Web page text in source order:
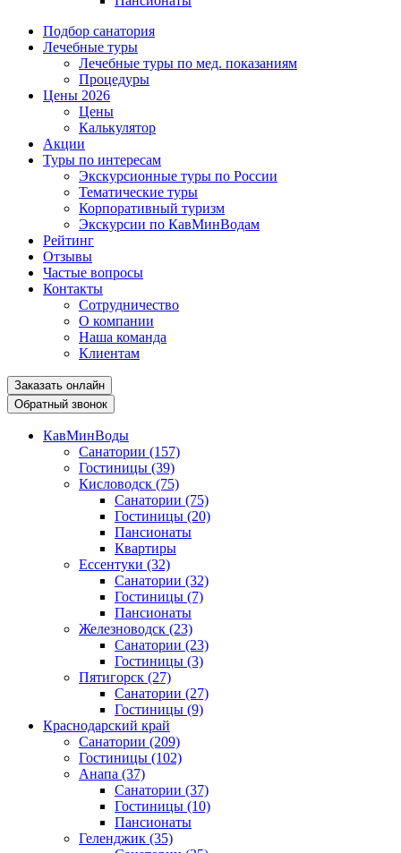
Подбор санатория
Лечебные туры
Лечебные туры по мед. показаниям
Процедуры
Цены 2026
Цены
Калькулятор
Акции
Туры по интересам
Экскурсионные туры по России
Тематические туры
Корпоративный туризм
Экскурсии по КавМинВодам
Рейтинг
Отзывы
Частые вопросы
Контакты
Сотрудничество
О компании
Наша команда
Клиентам
Заказать онлайн
Обратный звонок
КавМинВоды
Санатории (157)
Гостиницы (39)
Кисловодск (75)
Санатории (75)
Гостиницы (20)
Пансионаты
Квартиры
Ессентуки (32)
Санатории (32)
Гостиницы (7)
Пансионаты
Железноводск (23)
Санатории (23)
Гостиницы (3)
Пятигорск (27)
Санатории (27)
Гостиницы (9)
Краснодарский край
Санатории (209)
Гостиницы (102)
Анапа (37)
Санатории (37)
Гостиницы (10)
Пансионаты
Геленджик (35)